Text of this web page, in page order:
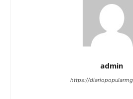
admin
https://